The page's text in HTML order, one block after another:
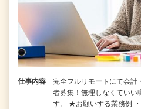
仕事内容
完全フルリモートにて会計
者募集！無理しなくていい
す。 ★お願いする業務例